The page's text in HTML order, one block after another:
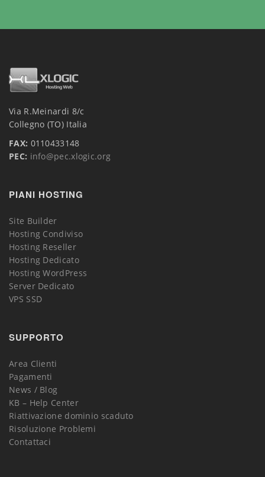
Via R.Meinardi 8/c
Collegno (TO) Italia
FAX: 0110433148
PEC: info@pec.xlogic.org
PIANI HOSTING
Site Builder
Hosting Condiviso
Hosting Reseller
Hosting Dedicato
Hosting WordPress
Server Dedicato
VPS SSD
SUPPORTO
Area Clienti
Pagamenti
News / Blog
KB – Help Center
Riattivazione dominio scaduto
Risoluzione Problemi
Contattaci